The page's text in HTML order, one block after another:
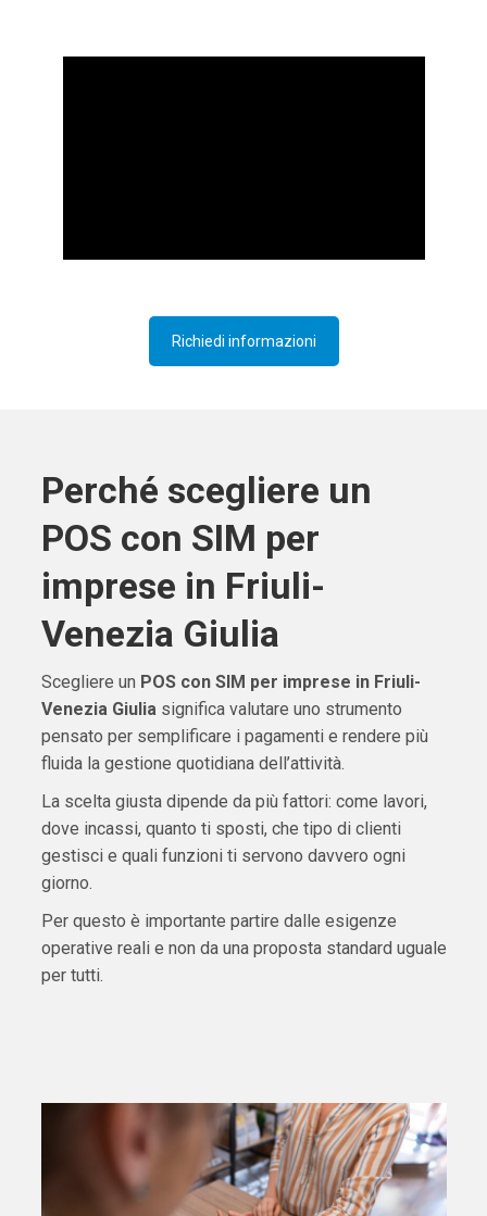
Richiedi informazioni
Perché scegliere un
POS con SIM per
imprese in Friuli-
Venezia Giulia
Scegliere un POS con SIM per imprese in Friuli-
Venezia Giuliasignifica valutare uno strumento
pensato per semplificare i pagamenti e rendere più
fluida la gestione quotidiana dell’attività.
La scelta giusta dipende da più fattori: come lavori,
dove incassi, quanto ti sposti, che tipo di clienti
gestisci e quali funzioni ti servono davvero ogni
giorno.
Per questo è importante partire dalle esigenze
operative reali e non da una proposta standard uguale
per tutti.